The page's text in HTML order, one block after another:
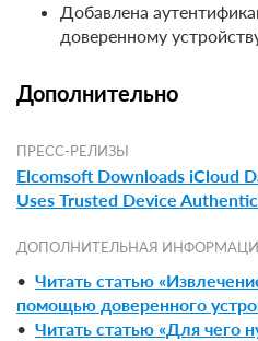
Добавлена
доверенному
Дополнительно
ПРЕСС-РЕЛИЗЫ
Elcomsoft Downloads iCloud
Uses Trusted Device
ДОПОЛНИТЕЛЬНАЯ
• Читать статью
помощью доверенного
• Читать статью «Для чего